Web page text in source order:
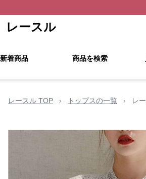
レースル
新着商品 商品を検索
レースル TOP › トップスの一覧 › レ